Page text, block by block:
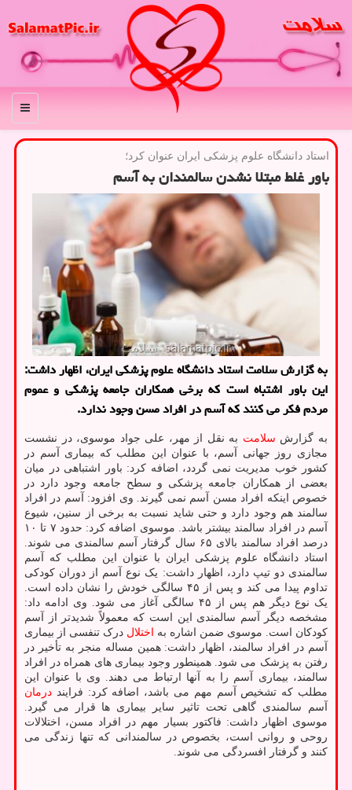
منو
استاد دانشگاه علوم پزشكی ایران عنوان كرد؛
باور غلط مبتلا نشدن سالمندان به آسم
به گزارش سلامت استاد دانشگاه علوم پزشکی ایران، اظهار داشت:
این باور اشتباه است که برخی همکاران جامعه پزشکی و عموم
مردم فکر می کنند که آسم در افراد مسن وجود ندارد.
به گزارش سلامت به نقل از مهر، علی جواد موسوی، در نشست
مجازی روز جهانی آسم، با عنوان این مطلب که بیماری آسم در
کشور خوب مدیریت نمی گردد، اضافه کرد: باور اشتباهی در میان
بعضی از همکاران جامعه پزشکی و سطح جامعه وجود دارد در
خصوص اینکه افراد مسن آسم نمی گیرند. وی افزود: آسم در افراد
سالمند هم وجود دارد و حتی شاید نسبت به برخی از سنین، شیوع
آسم در افراد سالمند بیشتر باشد. موسوی اضافه کرد: حدود ۷ تا ۱۰
درصد افراد سالمند بالای ۶۵ سال گرفتار آسم سالمندی می شوند.
استاد دانشگاه علوم پزشکی ایران با عنوان این مطلب که آسم
سالمندی دو تیپ دارد، اظهار داشت: یک نوع آسم از دوران کودکی
تداوم پیدا می کند و پس از ۴۵ سالگی خودش را نشان داده است.
یک نوع دیگر هم پس از ۴۵ سالگی آغاز می شود. وی ادامه داد:
مشخصه دیگر آسم سالمندی این است که معمولاً شدیدتر از آسم
کودکان است. موسوی ضمن اشاره به
اختلال درک تنفسی از بیماری
آسم در افراد سالمند، اظهار داشت: همین مساله منجر به تأخیر در
رفتن به پزشک می شود. همینطور وجود بیماری های همراه در افراد
سالمند، بیماری آسم را به آنها ارتباط می دهند. وی با عنوان این
مطلب که تشخیص آسم مهم می باشد، اضافه کرد: فرایند درمان
آسم سالمندی گاهی تحت تاثیر سایر بیماری ها قرار می گیرد.
موسوی اظهار داشت: فاکتور بسیار مهم در افراد مسن، اختلالات
روحی و روانی است، بخصوص در سالمندانی که تنها زندگی می
کنند و گرفتار افسردگی می شوند.